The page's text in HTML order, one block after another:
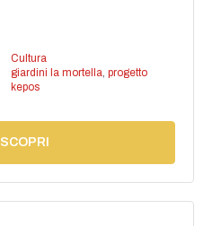
Cultura
giardini la mortella, progetto
kepos
SCOPRI